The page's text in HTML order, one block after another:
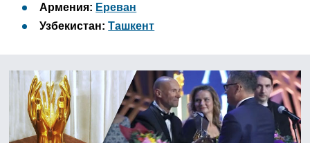
Армения: Ереван
Узбекистан:Ташкент